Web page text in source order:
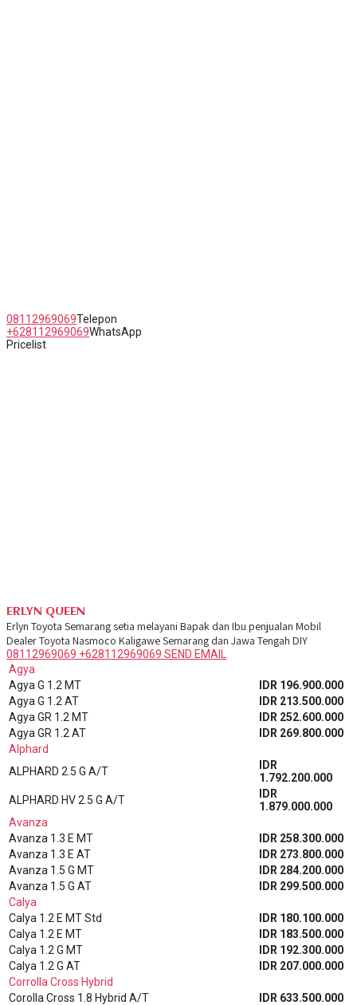
08112969069Telepon
+628112969069WhatsApp
Pricelist
ERLYN QUEEN
Erlyn Toyota Semarang setia melayani Bapak dan Ibu penjualan Mobil
Dealer Toyota Nasmoco Kaligawe Semarang dan Jawa Tengah DIY
08112969069 +628112969069 SEND EMAIL
Agya
Agya G 1.2 MT
IDR 196.900.000
Agya G 1.2 AT
IDR 213.500.000
Agya GR 1.2 MT
IDR 252.600.000
Agya GR 1.2 AT
IDR 269.800.000
Alphard
ALPHARD 2.5 G A/T
IDR
1.792.200.000
ALPHARD HV 2.5 G A/T
IDR
1.879.000.000
Avanza
Avanza 1.3 E MT
IDR 258.300.000
Avanza 1.3 E AT
IDR 273.800.000
Avanza 1.5 G MT
IDR 284.200.000
Avanza 1.5 G AT
IDR 299.500.000
Calya
Calya 1.2 E MT Std
IDR 180.100.000
Calya 1.2 E MT
IDR 183.500.000
Calya 1.2 G MT
IDR 192.300.000
Calya 1.2 G AT
IDR 207.000.000
Corrolla Cross Hybrid
Corolla Cross 1.8 Hybrid A/T
IDR 633.500.000